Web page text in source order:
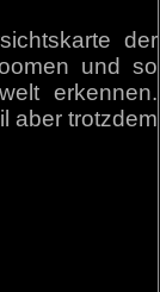
der
und so
erkennen.
aber trotzdem